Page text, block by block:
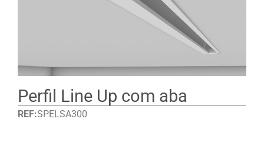
Perfil Line Up com aba
REF:SPELSA300